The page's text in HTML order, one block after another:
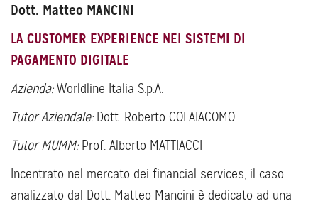
Dott. Matteo MANCINI
LA CUSTOMER EXPERIENCE NEI SISTEMI DI
PAGAMENTO DIGITALE
Azienda:Worldline Italia S.p.A.
Tutor Aziendale: Dott. Roberto COLAIACOMO
Tutor MUMM: Prof. Alberto MATTIACCI
Incentrato nel mercato dei financial services, il caso
analizzato dal Dott. Matteo Mancini è dedicato ad una